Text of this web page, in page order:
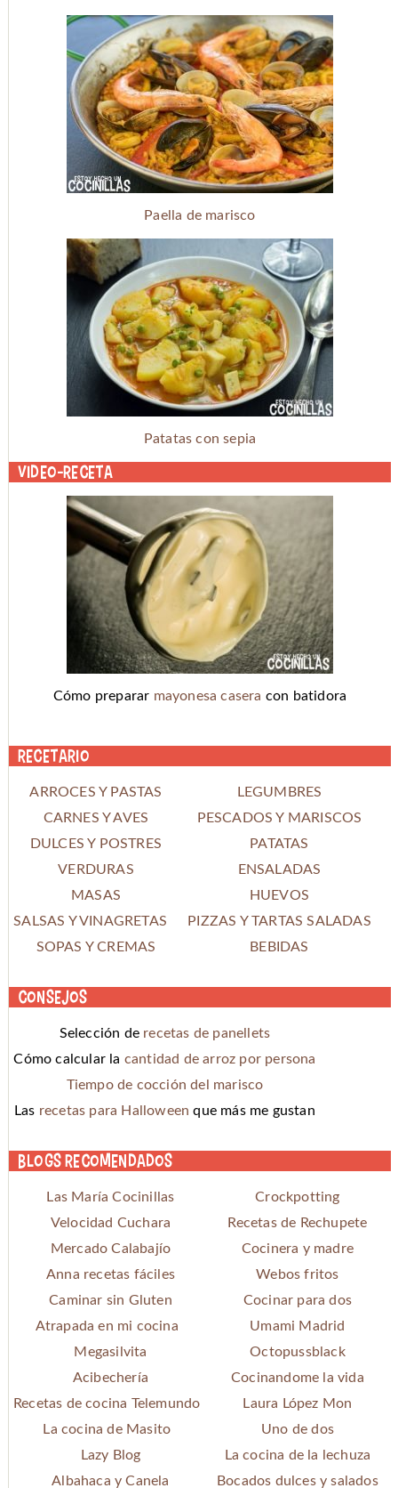
Paella de marisco
Patatas con sepia
Video-receta
Cómo preparar mayonesa casera con batidora
Recetario
ARROCES Y PASTAS
LEGUMBRES
CARNES Y AVES
PESCADOS Y MARISCOS
DULCES Y POSTRES
PATATAS
VERDURAS
ENSALADAS
MASAS
HUEVOS
SALSAS Y VINAGRETAS
PIZZAS Y TARTAS SALADAS
SOPAS Y CREMAS
BEBIDAS
Consejos
Selección de recetas de panellets
Cómo calcular la cantidad de arroz por persona
Tiempo de cocción del marisco
Las recetas para Halloween que más me gustan
Blogs recomendados
Las María Cocinillas
Crockpotting
Velocidad Cuchara
Recetas de Rechupete
Mercado Calabajío
Cocinera y madre
Anna recetas fáciles
Webos fritos
Caminar sin Gluten
Cocinar para dos
Atrapada en mi cocina
Umami Madrid
Megasilvita
Octopussblack
Acibechería
Cocinandome la vida
Recetas de cocina Telemundo
Laura López Mon
La cocina de Masito
Uno de dos
Lazy Blog
La cocina de la lechuza
Albahaca y Canela
Bocados dulces y salados